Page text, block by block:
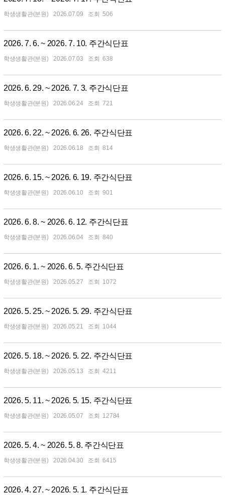
학생생활관(분원) 2026.07.09 506
2026. 7. 6. ~ 2026. 7. 10. 주간식단표
학생생활관(분원) 2026.07.03 638
2026. 6. 29. ~ 2026. 7. 3. 주간식단표
학생생활관(분원) 2026.06.24 721
2026. 6. 22. ~ 2026. 6. 26. 주간식단표
학생생활관(분원) 2026.06.18 814
2026. 6. 15. ~ 2026. 6. 19. 주간식단표
학생생활관(분원) 2026.06.10 901
2026. 6. 8. ~ 2026. 6. 12. 주간식단표
학생생활관(분원) 2026.06.04 840
2026. 6. 1. ~ 2026. 6. 5. 주간식단표
학생생활관(분원) 2026.05.27 1072
2026. 5. 25. ~ 2026. 5. 29. 주간식단표
학생생활관(분원) 2026.05.21 1044
2026. 5. 18. ~ 2026. 5. 22. 주간식단표
학생생활관(분원) 2026.05.13 4211
2026. 5. 11. ~ 2026. 5. 15. 주간식단표
학생생활관(분원) 2026.05.07 12784
2026. 5. 4. ~ 2026. 5. 8. 주간식단표
학생생활관(분원) 2026.04.30 6415
2026. 4. 27. ~ 2026. 5. 1. 주간식단표